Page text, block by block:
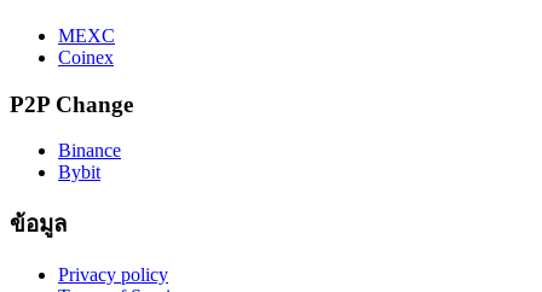
MEXC
Coinex
P2P Change
Binance
Bybit
ข้อมูล
Privacy policy